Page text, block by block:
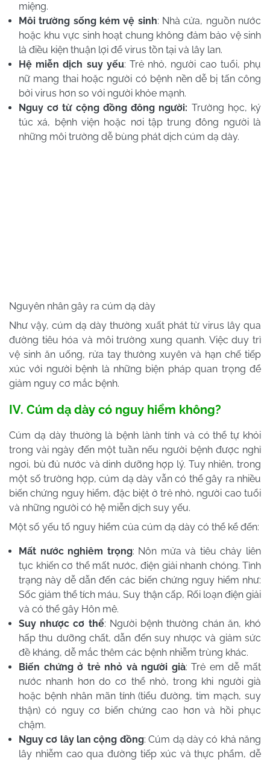
miệng.
Môi trường sống kém vệ sinh: Nhà cửa, nguồn nước
hoặc khu vực sinh hoạt chung không đảm bảo vệ sinh
là điều kiện thuận lợi để virus tồn tại và lây lan.
Hệ miễn dịch suy yếu: Trẻ nhỏ, người cao tuổi, phụ
nữ mang thai hoặc người có bệnh nền dễ bị tấn công
bởi virus hơn so với người khỏe mạnh.
Nguy cơ từ cộng đồng đông người: Trường học, ký
túc xá, bệnh viện hoặc nơi tập trung đông người là
những môi trường dễ bùng phát dịch cúm dạ dày.
Nguyên nhân gây ra cúm dạ dày
Như vậy, cúm dạ dày thường xuất phát từ virus lây qua
đường tiêu hóa và môi trường xung quanh. Việc duy trì
vệ sinh ăn uống, rửa tay thường xuyên và hạn chế tiếp
xúc với người bệnh là những biện pháp quan trọng để
giảm nguy cơ mắc bệnh.
IV. Cúm dạ dày có nguy hiểm không?
Cúm dạ dày thường là bệnh lành tính và có thể tự khỏi
trong vài ngày đến một tuần nếu người bệnh được nghỉ
ngơi, bù đủ nước và dinh dưỡng hợp lý. Tuy nhiên, trong
một số trường hợp, cúm dạ dày vẫn có thể gây ra nhiều
biến chứng nguy hiểm, đặc biệt ở trẻ nhỏ, người cao tuổi
và những người có hệ miễn dịch suy yếu.
Một số yếu tố nguy hiểm của cúm dạ dày có thể kể đến:
Mất nước nghiêm trọng: Nôn mửa và tiêu chảy liên
tục khiến cơ thể mất nước, điện giải nhanh chóng. Tình
trạng này dễ dẫn đến các biến chứng nguy hiểm như:
Sốc giảm thể tích máu, Suy thận cấp, Rối loạn điện giải
và có thể gây Hôn mê.
Suy nhược cơ thể: Người bệnh thường chán ăn, khó
hấp thu dưỡng chất, dẫn đến suy nhược và giảm sức
đề kháng, dễ mắc thêm các bệnh nhiễm trùng khác.
Biến chứng ở trẻ nhỏ và người già: Trẻ em dễ mất
nước nhanh hơn do cơ thể nhỏ, trong khi người già
hoặc bệnh nhân mãn tính (tiểu đường, tim mạch, suy
thận) có nguy cơ biến chứng cao hơn và hồi phục
chậm.
Nguy cơ lây lan cộng đồng: Cúm dạ dày có khả năng
lây nhiễm cao qua đường tiếp xúc và thực phẩm, dễ